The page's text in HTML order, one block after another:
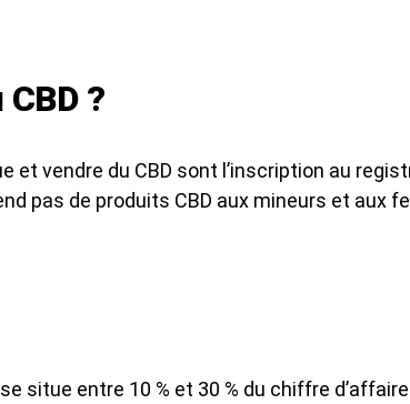
?
vendre du CBD sont l’inscription au
pas de produits CBD aux mineurs et aux
situe entre 10 % et 30 % du chiffre